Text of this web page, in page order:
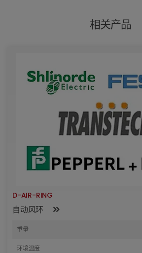
相关产品
D-AIR-RING
自动风环
重量
环境温度